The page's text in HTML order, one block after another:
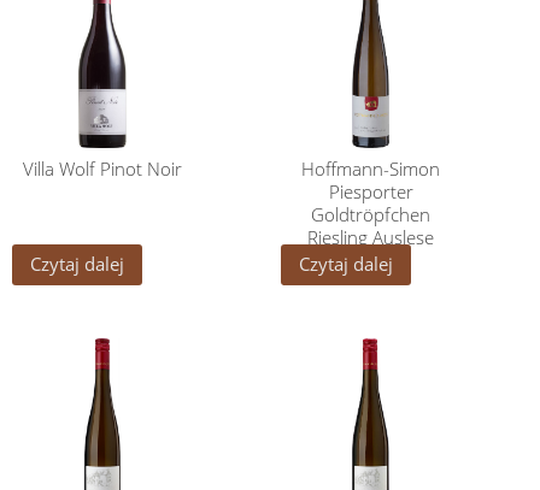
Villa Wolf Pinot Noir
Czytaj dalej
Hoffmann-Simon
Piesporter
Goldtröpfchen
Riesling Auslese
Czytaj dalej